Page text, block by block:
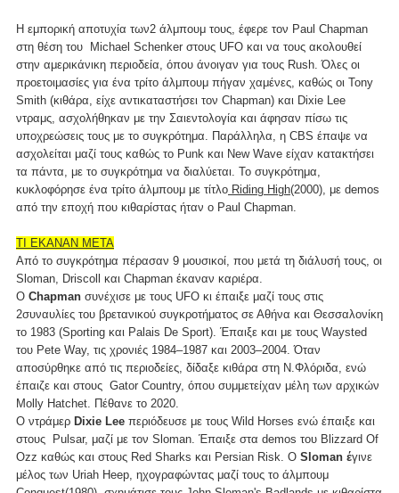
Η εμπορική αποτυχία των2 άλμπουμ τους, έφερε τον Paul Chapman
στη θέση του Michael Schenker στους UFO και να τους ακολουθεί
στην αμερικάνικη περιοδεία, όπου άνοιγαν για τους Rush. Όλες οι
προετοιμασίες για ένα τρίτο άλμπουμ πήγαν χαμένες, καθώς οι Tony
Smith (κιθάρα, είχε αντικαταστήσει τον Chapman) και Dixie Lee
ντραμς, ασχολήθηκαν με την Σαιεντολογία και άφησαν πίσω τις
υποχρεώσεις τους με το συγκρότημα. Παράλληλα, η CBS έπαψε να
ασχολείται μαζί τους καθώς το Punk και New Wave είχαν κατακτήσει
τα πάντα, με το συγκρότημα να διαλύεται. Το συγκρότημα,
κυκλοφόρησε ένα τρίτο άλμπουμ με τίτλο Riding High(2000), με demos
από την εποχή που κιθαρίστας ήταν ο Paul Chapman.
ΤΙ ΕΚΑΝΑΝ ΜΕΤΑ
Από το συγκρότημα πέρασαν 9 μουσικοί, που μετά τη διάλυσή τους, οι
Sloman, Driscoll και Chapman έκαναν καριέρα.
O Chapman συνέχισε με τους UFO κι έπαιξε μαζί τους στις
2συναυλίες του βρετανικού συγκροτήματος σε Αθήνα και Θεσσαλονίκη
το 1983 (Sporting και Palais De Sport). Έπαιξε και με τους Waysted
του Pete Way, τις χρονιές 1984–1987 και 2003–2004. Όταν
αποσύρθηκε από τις περιοδείες, δίδαξε κιθάρα στη Ν.Φλόριδα, ενώ
έπαιζε και στους Gator Country, όπου συμμετείχαν μέλη των αρχικών
Molly Hatchet. Πέθανε το 2020.
Ο ντράμερ Dixie Lee περιόδευσε με τους Wild Horses ενώ έπαιξε και
στους Pulsar, μαζί με τον Sloman. Έπαιξε στα demos του Blizzard Of
Ozz καθώς και στους Red Sharks και Persian Risk. Ο Sloman έγινε
μέλος των Uriah Heep, ηχογραφώντας μαζί τους το άλμπουμ